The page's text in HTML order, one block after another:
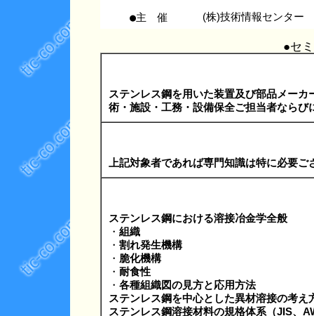
●主 催 (株)技術情報センター
●セ
ステンレス鋼を用いた装置及び部品メー
術・施設・工務・設備保全ご担当者なら
上記対象者であれば専門知識は特に必要ご
ステンレス鋼における溶接冶金学全般
・ 組織
・ 割れ発生機構
・ 脆化機構
・ 耐食性
・ 各種組織図の見方と応用方法
ステンレス鋼を中心とした異材溶接の考え
ステンレス鋼溶接材料の規格体系（JIS、